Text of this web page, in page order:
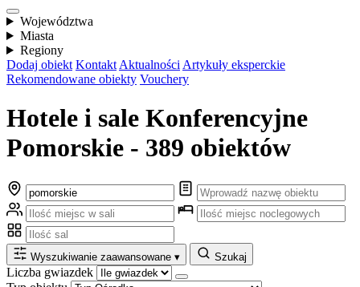
Województwa
Miasta
Regiony
Dodaj obiekt Kontakt Aktualności Artykuły eksperckie
Rekomendowane obiekty Vouchery
Hotele i sale Konferencyjne
Pomorskie - 389 obiektów
Wyszukiwanie zaawansowane ▾ Szukaj
Liczba gwiazdek